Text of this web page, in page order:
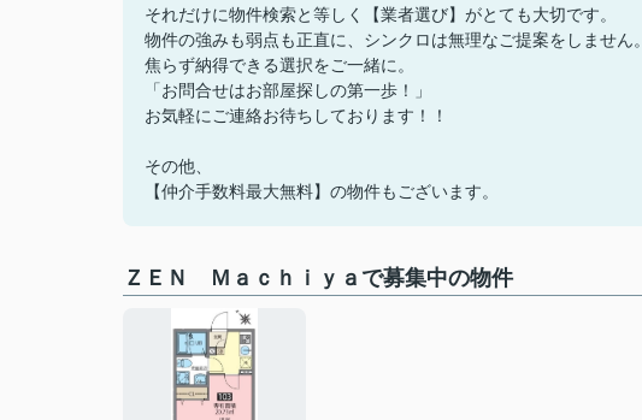
それだけに物件検索と等しく【業者選び】がとても大切です。
物件の強みも弱点も正直に、シンクロは無理なご提案をしません。
焦らず納得できる選択をご一緒に。
「お問合せはお部屋探しの第一歩！」
お気軽にご連絡お待ちしております！！
その他、
【仲介手数料最大無料】の物件もございます。
ＺＥＮ Ｍａｃｈｉｙａで募集中の物件